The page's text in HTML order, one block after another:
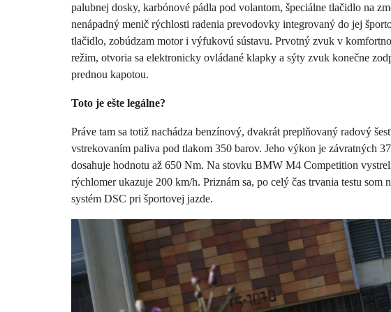
palubnej dosky, karbónové pádla pod volantom, špeciálne tlačidlo na
nenápadný menič rýchlosti radenia prevodovky integrovaný do jej
tlačidlo, zobúdzam motor i výfukovú sústavu. Prvotný zvuk v
režim, otvoria sa elektronicky ovládané klapky a sýty zvuk konečne
prednou kapotou.
Toto je ešte legálne?
Práve tam sa totiž nachádza benzínový, dvakrát preplňovaný radový
vstrekovaním paliva pod tlakom 350 barov. Jeho výkon je závratných
dosahuje hodnotu až 650 Nm. Na stovku BMW M4 Competition
rýchlomer ukazuje 200 km/h. Priznám sa, po celý čas trvania testu
systém DSC pri športovej jazde.